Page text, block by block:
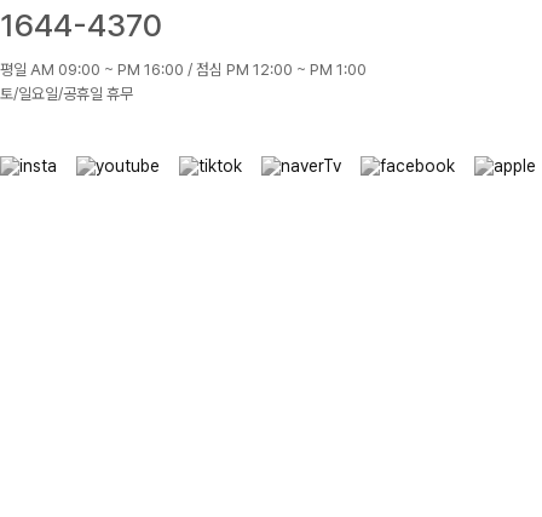
1644-4370
평일 AM 09:00 ~ PM 16:00 / 점심 PM 12:00 ~ PM 1:00
토/일요일/공휴일 휴무